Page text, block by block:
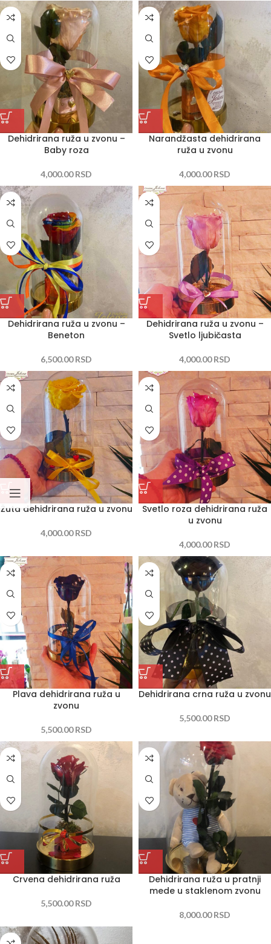
Dehidrirana ruža u zvonu –
Baby roza
4,000.00RSD
Narandžasta dehidrirana
ruža u zvonu
4,000.00RSD
Dehidrirana ruža u zvonu –
Beneton
6,500.00RSD
Dehidrirana ruža u zvonu –
Svetlo ljubičasta
4,000.00RSD
Žuta dehidrirana ruža u zvonu
4,000.00RSD
Svetlo roza dehidrirana ruža
u zvonu
4,000.00RSD
Plava dehidrirana ruža u
zvonu
5,500.00RSD
Dehidrirana crna ruža u zvonu
5,500.00RSD
Crvena dehidrirana ruža
5,500.00RSD
Dehidrirana ruža u pratnji
mede u staklenom zvonu
8,000.00RSD